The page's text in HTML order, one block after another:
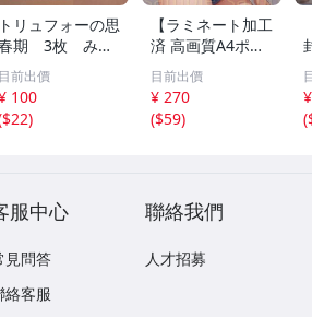
トリュフォーの思
期 3枚 みゆ
き座 ジュリー
ムソー ｋ
目前出價
100
$22)
【ラミネート加工
済 高画質A4ポス
ター】1582 AI美
女 イラスト ポス
ター セクシー か
わいい 水着 下着
目前出價
¥ 270
($59)
(
服中心
見問答
絡客服
聯絡我們
人才招募